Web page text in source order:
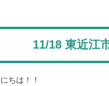
11/18 東近江
ちは！！